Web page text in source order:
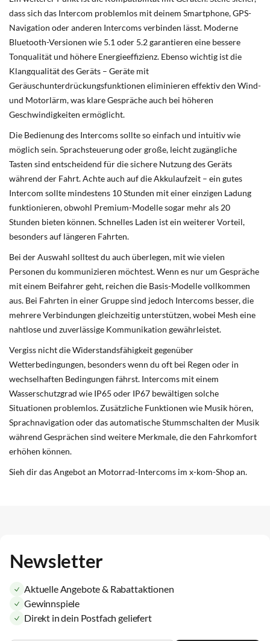
dass sich das Intercom problemlos mit deinem Smartphone, GPS-
Navigation oder anderen Intercoms verbinden lässt. Moderne
Bluetooth-Versionen wie 5.1 oder 5.2 garantieren eine bessere
Tonqualität und höhere Energieeffizienz. Ebenso wichtig ist die
Klangqualität des Geräts – Geräte mit
Geräuschunterdrückungsfunktionen eliminieren effektiv den Wind-
und Motorlärm, was klare Gespräche auch bei höheren
Geschwindigkeiten ermöglicht.
Die Bedienung des Intercoms sollte so einfach und intuitiv wie
möglich sein. Sprachsteuerung oder große, leicht zugängliche
Tasten sind entscheidend für die sichere Nutzung des Geräts
während der Fahrt. Achte auch auf die Akkulaufzeit – ein gutes
Intercom sollte mindestens 10 Stunden mit einer einzigen Ladung
funktionieren, obwohl Premium-Modelle sogar mehr als 20
Stunden bieten können. Schnelles Laden ist ein weiterer Vorteil,
besonders auf längeren Fahrten.
Bei der Auswahl solltest du auch überlegen, mit wie vielen
Personen du kommunizieren möchtest. Wenn es nur um Gespräche
mit einem Beifahrer geht, reichen die Basis-Modelle vollkommen
aus. Bei Fahrten in einer Gruppe sind jedoch Intercoms besser, die
mehrere Verbindungen gleichzeitig unterstützen, wobei Mesh eine
nahtlose und zuverlässige Kommunikation gewährleistet.
Vergiss nicht die Widerstandsfähigkeit gegenüber
Wetterbedingungen, besonders wenn du oft bei Regen oder in
wechselhaften Bedingungen fährst. Intercoms mit einem
Wasserschutzgrad wie IP65 oder IP67 bewältigen solche
Situationen problemlos. Zusätzliche Funktionen wie Musik hören,
Sprachnavigation oder das automatische Stummschalten der Musik
während Gesprächen sind weitere Merkmale, die den Fahrkomfort
erhöhen können.
Sieh dir das Angebot an Motorrad-Intercoms im x-kom-Shop an.
Newsletter
Aktuelle Angebote & Rabattaktionen
Gewinnspiele
Direkt in dein Postfach geliefert